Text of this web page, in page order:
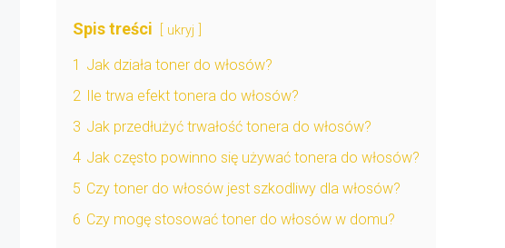
Spis treści ukryj
1 Jak działa toner do włosów?
2
Ile trwa efekt tonera do włosów?
3 Jak przedłużyć trwałość tonera do włosów?
4 Jak często powinno się używać tonera do włosów?
5 Czy toner do włosów jest szkodliwy dla włosów?
6 Czy mogę stosować toner do włosów w domu?